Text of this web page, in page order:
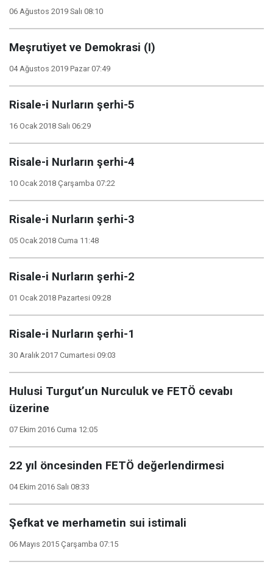
06 Ağustos 2019 Salı 08:10
Meşrutiyet ve Demokrasi (I)
04 Ağustos 2019 Pazar 07:49
Risale-i Nurların şerhi-5
16 Ocak 2018 Salı 06:29
Risale-i Nurların şerhi-4
10 Ocak 2018 Çarşamba 07:22
Risale-i Nurların şerhi-3
05 Ocak 2018 Cuma 11:48
Risale-i Nurların şerhi-2
01 Ocak 2018 Pazartesi 09:28
Risale-i Nurların şerhi-1
30 Aralık 2017 Cumartesi 09:03
Hulusi Turgut’un Nurculuk ve FETÖ cevabı
üzerine
07 Ekim 2016 Cuma 12:05
22 yıl öncesinden FETÖ değerlendirmesi
04 Ekim 2016 Salı 08:33
Şefkat ve merhametin sui istimali
06 Mayıs 2015 Çarşamba 07:15